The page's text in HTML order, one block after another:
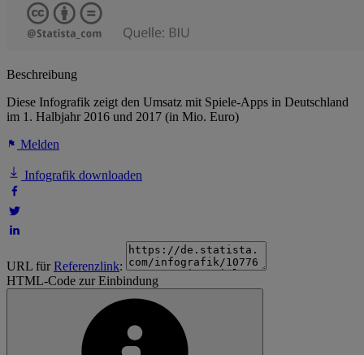
Beschreibung
Diese Infografik zeigt den Umsatz mit Spiele-Apps in Deutschland
im 1. Halbjahr 2016 und 2017 (in Mio. Euro)
Melden
Infografik downloaden
URL fürReferenzlink:
HTML-Code zur Einbindung